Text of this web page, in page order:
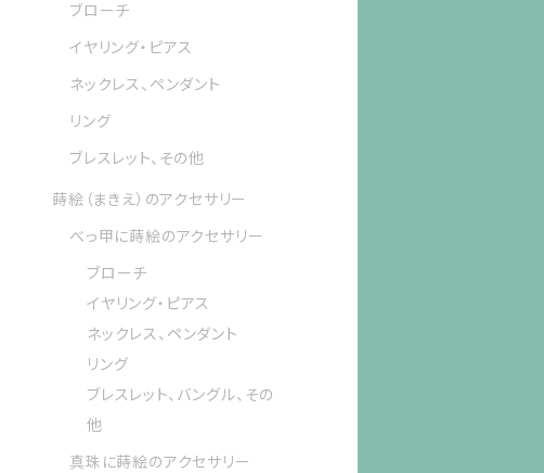
ブローチ
イヤリング・ピアス
ネックレス、ペンダント
リング
ブレスレット、その他
蒔絵（まきえ）のアクセサリー
べっ甲に蒔絵のアクセサリー
ブローチ
イヤリング・ピアス
ネックレス、ペンダント
リング
ブレスレット、バングル、その
他
真珠に蒔絵のアクセサリー